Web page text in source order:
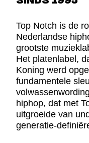
Top Notch is de
Nederlandse
grootste
Het platenlabel,
Koning werd
fundamentele
hiphop, dat met
uitgroeide van
generatie-